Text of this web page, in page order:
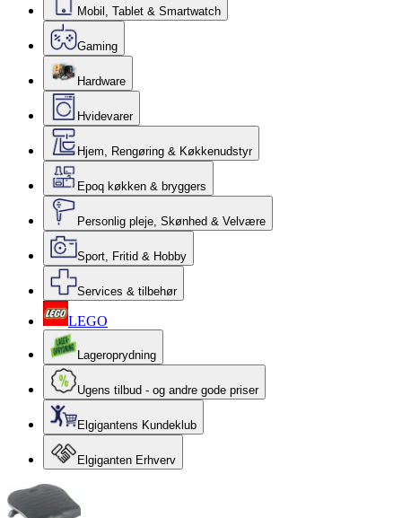
Mobil, Tablet & Smartwatch
Gaming
Hardware
Hvidevarer
Hjem, Rengøring & Køkkenudstyr
Epoq køkken & bryggers
Personlig pleje, Skønhed & Velvære
Sport, Fritid & Hobby
Services & tilbehør
LEGO
Lageroprydning
Ugens tilbud - og andre gode priser
Elgigantens Kundeklub
Elgiganten Erhverv